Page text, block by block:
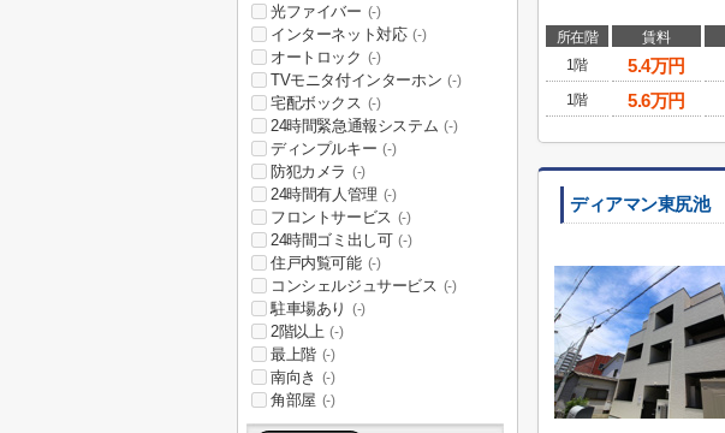
所在階 賃料
1階
5.4万円
1階
5.6万円
ディアマン東尻池
光ファイバー (-)
インターネット対応 (-)
オートロック (-)
TVモニタ付インターホン (-)
宅配ボックス (-)
24時間緊急通報システム (-)
ディンプルキー (-)
防犯カメラ (-)
24時間有人管理 (-)
フロントサービス (-)
24時間ゴミ出し可 (-)
住戸内覧可能 (-)
コンシェルジュサービス (-)
駐車場あり (-)
2階以上 (-)
最上階 (-)
南向き (-)
角部屋 (-)